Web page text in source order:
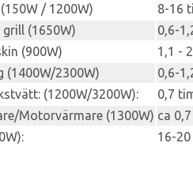
/ 1200W)
8-16
grill (1650W)
0,6-
(900W)
1,1 -
(1400W/2300W)
0,6-
(1200W/3200W):
0,7
Motorvärmare (1300W) ca
16-